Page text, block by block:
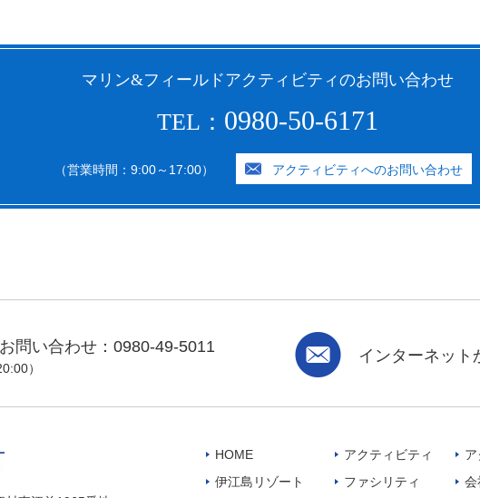
マリン&フィールドアクティビティのお問い合わせ
TEL： 0980-50-6171
（営業時間：9:00～17:00） アクティビティへのお問い合わせ
問い合わせ：0980-49-5011
）
インターネット
HOME
伊江島リゾート
アクティビティ
ファシリティ
ア
会